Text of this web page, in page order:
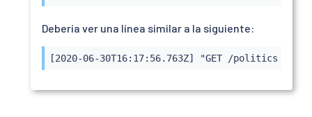
Debería ver una línea similar a la siguiente:
[2020-06-30T16:17:56.763Z] "GET /politics